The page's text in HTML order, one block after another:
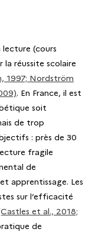
lecture (cours
réussite scolaire
1997; Nordström
. En France, il est
soit
de trop
: près de 30
fragile
de
apprentissage. Les
sur l’efficacité
et al., 2018;
de